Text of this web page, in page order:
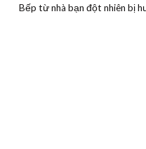
Bếp từ nhà bạn đột nhiên bị